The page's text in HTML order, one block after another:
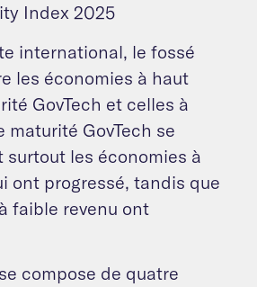
Index 2025
international, le fossé
les économies à haut
GovTech et celles à
maturité GovTech se
surtout les économies à
ont progressé, tandis que
faible revenu ont
compose de quatre